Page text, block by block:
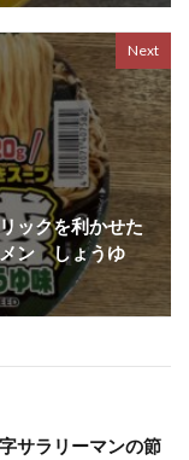
Next
ックを利かせた
ン しょうゆ
字サラリーマンの節